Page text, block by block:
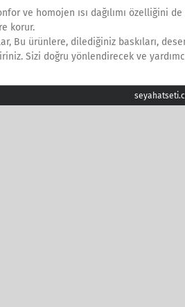
ve homojen ısı dağılımı özelliğini de
korur.
Bu ürünlere, dilediğiniz baskıları,
Sizi doğru yönlendirecek ve yardımcı